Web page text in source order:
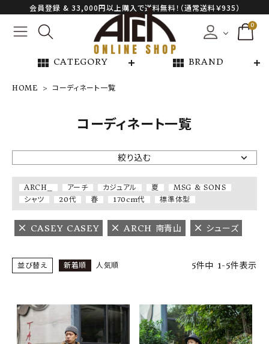
会員登録 & 33,000円以上購入で送料無料！（通常送料￥935）
0
view_module CATEGORY view_module BRAND
NEW ARRIVAL
ARCH EXCLUSIVE
BRAND
CATEGORY
SHOP
INFORMATION
ご利用ガイド
HOME コーディネート一覧
コーディネート一覧
絞り込む
ARCH_ アーチ カジュアル 夏
MSG & SONS
シャツ
20代 春 170cm代 標準体型
CASEY CASEY ARCH 南青山 シューズ
並び替え 新着順 人気順 5件中 1-5件表示